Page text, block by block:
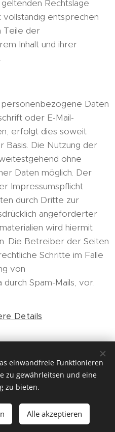
Rechtslage
entsprechen
Teile der
Inhalt und ihrer
Daten
oder E-Mail-
erfolgt dies soweit
Basis. Die Nutzung der
ohne
Daten möglich. Der
Impressumspflicht
durch Dritte zur
angeforderter
wird hiermit
Die Betreiber der Seiten
Schritte im Falle
von
Spam-Mails, vor.
Details
7, A-9241 Wernberg, +43
24579
Wirtschaftsprüfer (iwp) •
Wirtschaftsprüfer (KSW)
einwandfreie Funktionieren
zu gewährleitsen und eine
zu bieten.
Alle akzeptieren